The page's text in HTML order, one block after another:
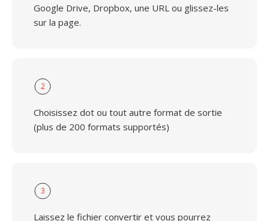
Google Drive, Dropbox, une URL ou glissez-les
sur la page.
2
Choisissez dot ou tout autre format de sortie
(plus de 200 formats supportés)
3
Laissez le fichier convertir et vous pourrez